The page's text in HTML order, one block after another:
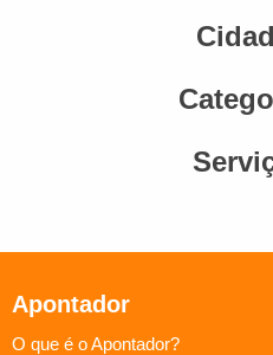
Apontador
O que é o Apontador?